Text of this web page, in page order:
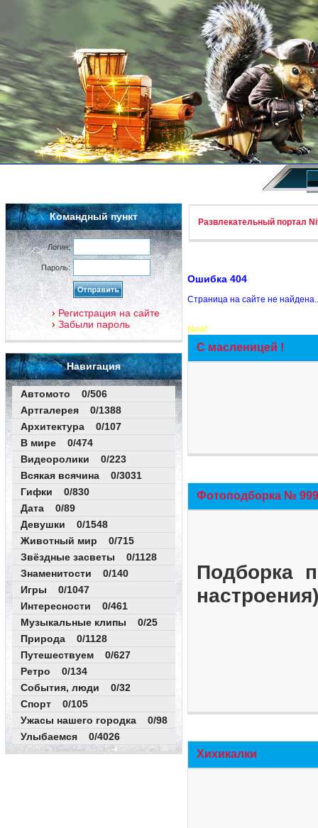
Командный пункт
Логин:
Пароль:
Регистрация на сайте
Забыли пароль
Навигация
Автомото 0/506
Артгалерея 0/1388
Архитектура 0/107
В мире 0/474
Видеоролики 0/223
Всякая всячина 0/3031
Гифки 0/830
Дата 0/89
Девушки 0/1548
Животный мир 0/715
Звёздные засветы 0/1128
Знаменитости 0/140
Игры 0/1047
Интересности 0/461
Музыкальные клипы 0/25
Природа 0/1128
Путешествуем 0/627
Ретро 0/134
События, люди 0/32
Спорт 0/105
Ужасы нашего городка 0/98
Улыбаемся 0/4026
Развлекательный портал
Ошибка 404
Страница на сайте не
New!
С масленицей !
Фотоподборка №
Подборка
Хихикалки